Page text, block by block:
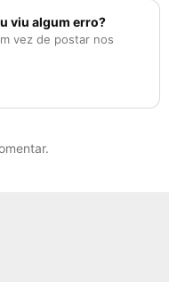
viu algum erro?
vez de postar nos